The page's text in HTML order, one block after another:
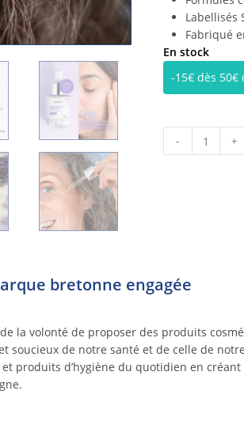
Labellisés
Fabriqué
En stock
-15€ dès 50€
- +
bretonne engagée
la volonté de proposer des produits
de notre santé et de celle de
produits d’hygiène du quotidien en